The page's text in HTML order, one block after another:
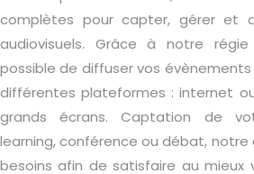
complètes pour capter, gérer et
audiovisuels. Grâce à notre
possible de diffuser vos évènements
différentes plateformes : internet
grands écrans. Captation de
learning, conférence ou débat, notre
besoins afin de satisfaire au